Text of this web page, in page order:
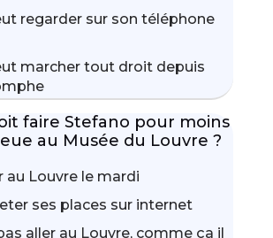
regarder sur son téléphone
marcher tout droit depuis
faire Stefano pour moins
au Musée du Louvre ?
au Louvre le mardi
ses places sur internet
aller au Louvre, comme ça il